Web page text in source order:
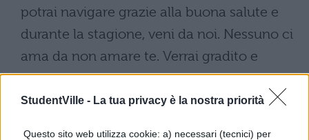
StudentVille - La tua privacy è la nostra priorità
Questo sito web utilizza cookie: a) necessari (tecnici) per
potrai navigare grazie alla buona salute e
durante la stagione, veni da noi. Nessuno ci
ama da non amare te. Verrai gradito e
atteso da tutti. Vedi di star bene. Sempre
più, Tirone nostro, salve.